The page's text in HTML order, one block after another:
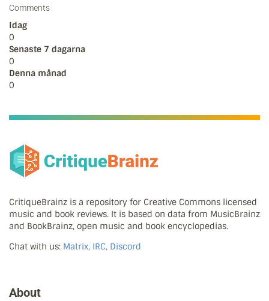
Comments
Idag
0
Senaste 7 dagarna
0
Denna månad
0
CritiqueBrainz is a repository for Creative Commons licensed
music and book reviews. It is based on data from MusicBrainz
and BookBrainz, open music and book encyclopedias.
Chat with us: Matrix, IRC, Discord
About